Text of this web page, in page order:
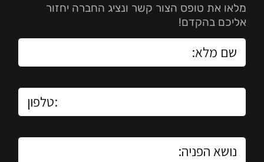
מלאו את טופס הצור קשר ונציג החברה יחזור
אליכם בהקדם!